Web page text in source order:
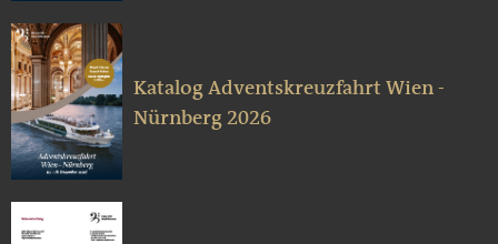
Katalog Adventskreuzfahrt Wien -
Nürnberg 2026